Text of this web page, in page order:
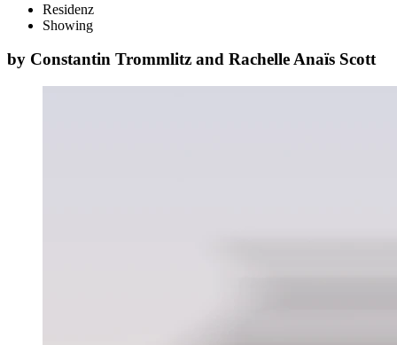
Residenz
Showing
by Constantin Trommlitz and Rachelle Anaïs Scott